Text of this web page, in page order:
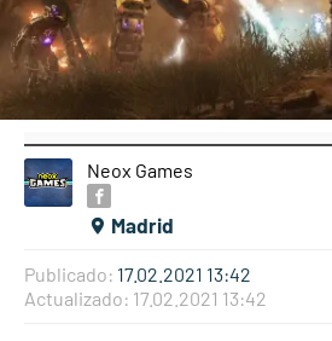
Neox Games
Madrid
Publicado: 17.02.2021 13:42
Actualizado: 17.02.2021 13:42